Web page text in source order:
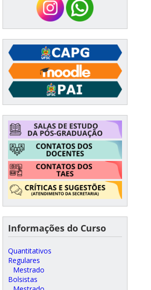
Informações do Curso
Quantitativos
Regulares
Mestrado
Bolsistas